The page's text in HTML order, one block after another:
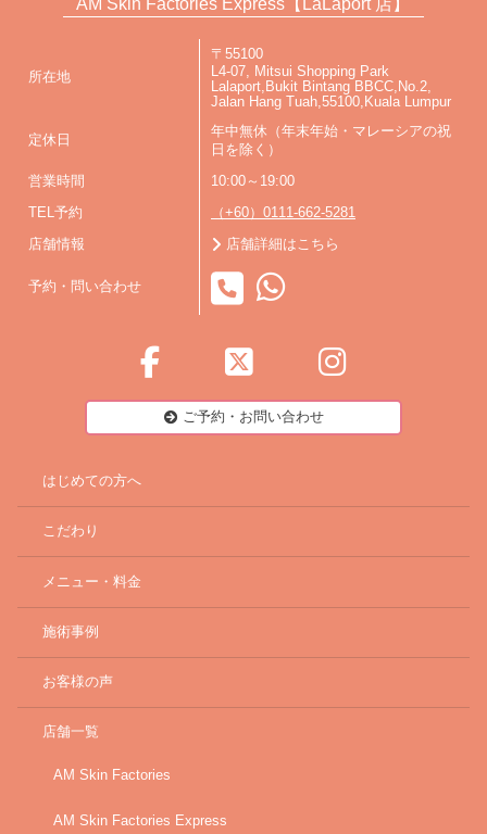
AM Skin Factories Express【LaLaport 店】
所在地
〒55100
L4-07, Mitsui Shopping Park
Lalaport,Bukit Bintang BBCC,No.2,
Jalan Hang Tuah,55100,Kuala Lumpur
定休日
年中無休（年末年始・マレーシアの祝
日を除く）
営業時間 10:00～19:00
TEL予約 （+60）0111-662-5281
店舗情報 店舗詳細はこちら
予約・問い合わせ
ご予約・お問い合わせ
はじめての方へ
こだわり
メニュー・料金
施術事例
お客様の声
店舗一覧
AM Skin Factories
AM Skin Factories Express